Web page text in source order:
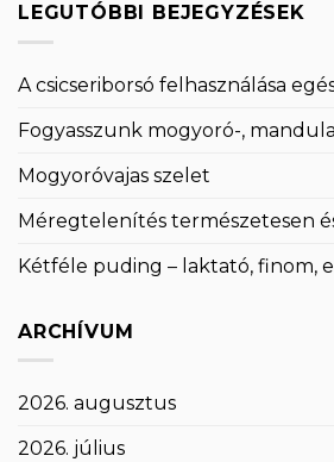
LEGUTÓBBI BEJEGYZÉSEK
A csicseriborsó felhasználása
Fogyasszunk mogyoró-,
Mogyoróvajas szelet
Méregtelenítés természetesen
Kétféle puding – laktató, finom,
ARCHÍVUM
2026. augusztus
2026. július